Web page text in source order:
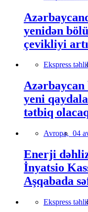
yenidən
çevikliyi
Ekspress
Azərbaycan
yeni
tətbiq
Avropa, 04
Enerji
İnyatsio
Aşqabada
Ekspress